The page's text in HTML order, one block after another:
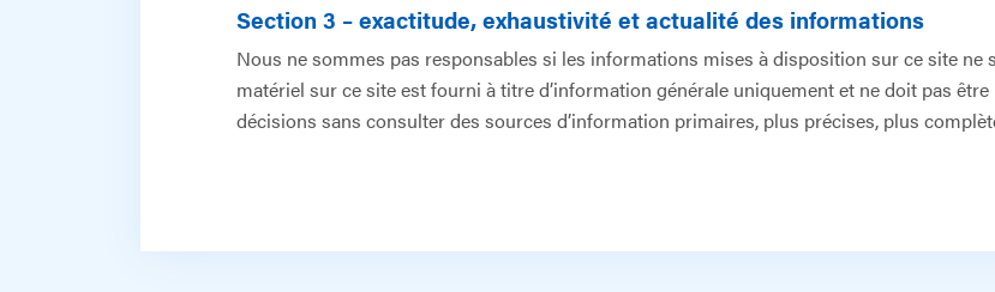
Section 3 – exactitude, exhaustivité et actualité des informations
Nous ne sommes pas responsables si les informations mises à disposition sur ce site ne
matériel sur ce site est fourni à titre d’information générale uniquement et ne doit pas
décisions sans consulter des sources d’information primaires, plus précises, plus